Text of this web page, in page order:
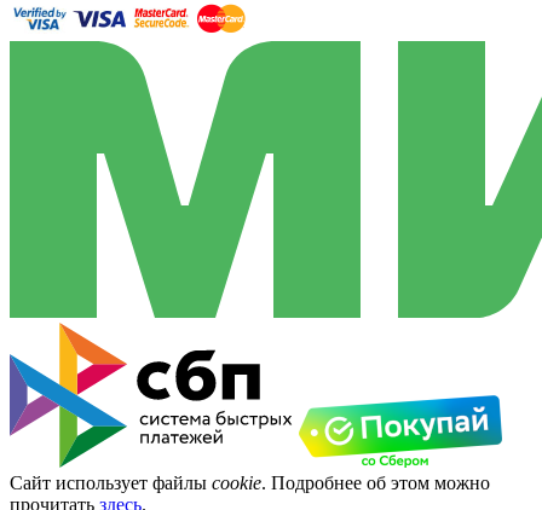
Сайт использует файлы cookie. Подробнее об этом можно
прочитать здесь.